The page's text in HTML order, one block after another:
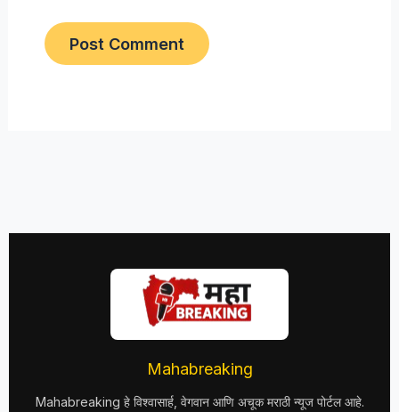
Mahabreaking
Mahabreaking हे विश्वासार्ह, वेगवान आणि अचूक मराठी न्यूज पोर्टल आहे.